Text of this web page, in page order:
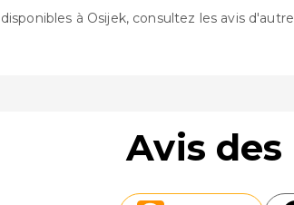
à Osijek, consultez les avis
Avis